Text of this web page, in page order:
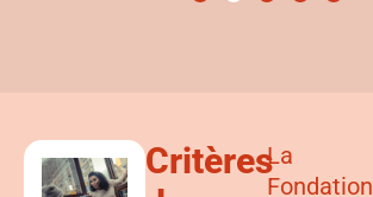
CritèresLa
Fondation